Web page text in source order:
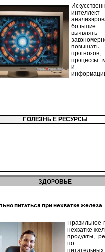
выявлять
процессы
и
ПОЛЕЗНЫЕ РЕСУРСЫ
ЗДОРОВЬЕ
питаться при нехватке железа
Правильное
нехватке
продукты,
по